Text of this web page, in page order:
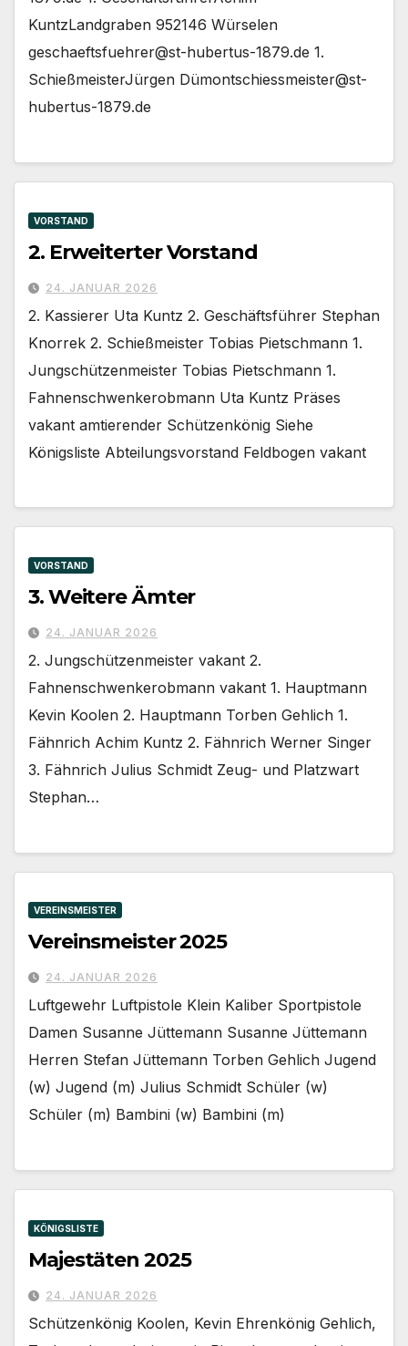
KuntzLandgraben 952146 Würselen
geschaeftsfuehrer@st-hubertus-1879.de 1.
SchießmeisterJürgen Dümontschiessmeister@st-
hubertus-1879.de
VORSTAND
2. Erweiterter Vorstand
24. JANUAR 2026
2. Kassierer Uta Kuntz 2. Geschäftsführer Stephan
Knorrek 2. Schießmeister Tobias Pietschmann 1.
Jungschützenmeister Tobias Pietschmann 1.
Fahnenschwenkerobmann Uta Kuntz Präses
vakant amtierender Schützenkönig Siehe
Königsliste Abteilungsvorstand Feldbogen vakant
VORSTAND
3. Weitere Ämter
24. JANUAR 2026
2. Jungschützenmeister vakant 2.
Fahnenschwenkerobmann vakant 1. Hauptmann
Kevin Koolen 2. Hauptmann Torben Gehlich 1.
Fähnrich Achim Kuntz 2. Fähnrich Werner Singer
3. Fähnrich Julius Schmidt Zeug- und Platzwart
Stephan…
VEREINSMEISTER
Vereinsmeister 2025
24. JANUAR 2026
Luftgewehr Luftpistole Klein Kaliber Sportpistole
Damen Susanne Jüttemann Susanne Jüttemann
Herren Stefan Jüttemann Torben Gehlich Jugend
(w) Jugend (m) Julius Schmidt Schüler (w)
Schüler (m) Bambini (w) Bambini (m)
KÖNIGSLISTE
Majestäten 2025
24. JANUAR 2026
Schützenkönig Koolen, Kevin Ehrenkönig Gehlich,